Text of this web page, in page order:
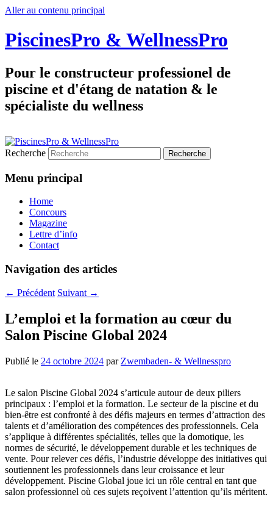
Aller au contenu principal
PiscinesPro & WellnessPro
Pour le constructeur professionel de
piscine et d'étang de natation & le
spécialiste du wellness
Recherche
Menu principal
Home
Concours
Magazine
Lettre d’info
Contact
Navigation des articles
← Précédent Suivant →
L’emploi et la formation au cœur du
Salon Piscine Global 2024
Publié le 24 octobre 2024 par Zwembaden- & Wellnesspro
Le salon Piscine Global 2024 s’articule autour de deux piliers
principaux : l’emploi et la formation. Le secteur de la piscine et du
bien-être est confronté à des défis majeurs en termes d’attraction des
talents et d’amélioration des compétences des professionnels. Cela
s’applique à différentes spécialités, telles que la domotique, les
normes de sécurité, le développement durable et les techniques de
vente. Pour relever ces défis, l’industrie développe des initiatives qui
soutiennent les professionnels dans leur croissance et leur
développement. Piscine Global joue ici un rôle central en tant que
salon professionnel où ces sujets reçoivent l’attention qu’ils méritent.